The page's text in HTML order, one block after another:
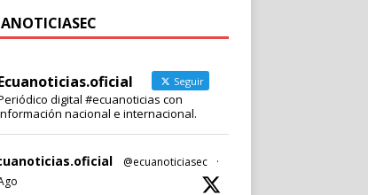
Seguir
digital #ecuanoticias con
nacional e internacional.
@ecuanoticiasec
·